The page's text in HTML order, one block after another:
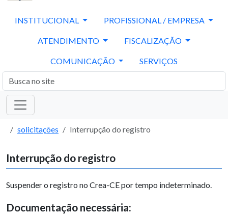
INSTITUCIONAL PROFISSIONAL / EMPRESA
ATENDIMENTO FISCALIZAÇÃO
COMUNICAÇÃO SERVIÇOS
solicitações Interrupção do registro
Interrupção do registro
Suspender o registro no Crea-CE por tempo indeterminado.
Documentação necessária: